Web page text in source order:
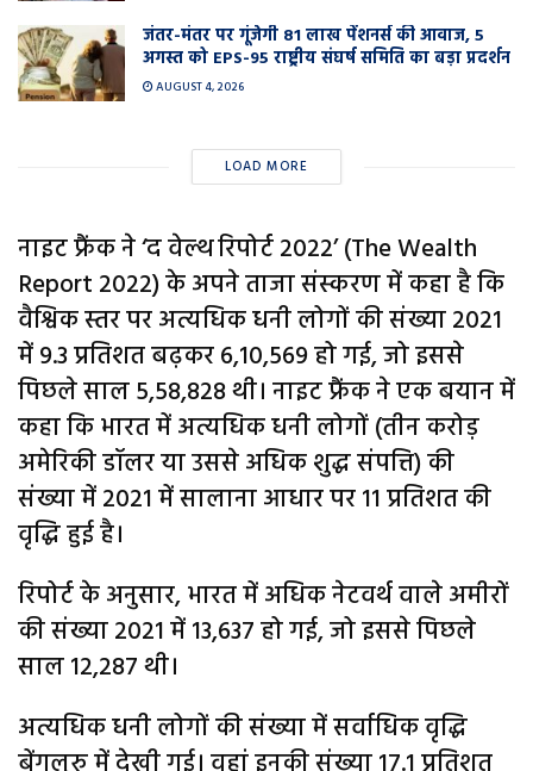
जंतर-मंतर पर गूंजेगी 81 लाख पेंशनर्स की आवाज, 5
अगस्त को EPS-95 राष्ट्रीय संघर्ष समिति का बड़ा प्रदर्शन
AUGUST 4, 2026
LOAD MORE
नाइट फ्रैंक ने ‘द वेल्थ रिपोर्ट 2022’ (The Wealth
Report 2022) के अपने ताजा संस्करण में कहा है कि
वैश्विक स्तर पर अत्यधिक धनी लोगों की संख्या 2021
में 9.3 प्रतिशत बढ़कर 6,10,569 हो गई, जो इससे
पिछले साल 5,58,828 थी। नाइट फ्रैंक ने एक बयान में
कहा कि भारत में अत्यधिक धनी लोगों (तीन करोड़
अमेरिकी डॉलर या उससे अधिक शुद्ध संपत्ति) की
संख्या में 2021 में सालाना आधार पर 11 प्रतिशत की
वृद्धि हुई है।
रिपोर्ट के अनुसार, भारत में अधिक नेटवर्थ वाले अमीरों
की संख्या 2021 में 13,637 हो गई, जो इससे पिछले
साल 12,287 थी।
अत्यधिक धनी लोगों की संख्या में सर्वाधिक वृद्धि